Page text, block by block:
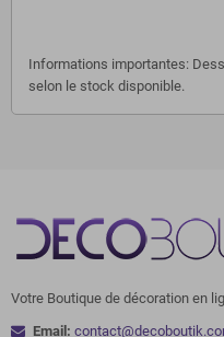
Informations importantes:
selon le stock disponible.
Votre Boutique de décoration en
Email: